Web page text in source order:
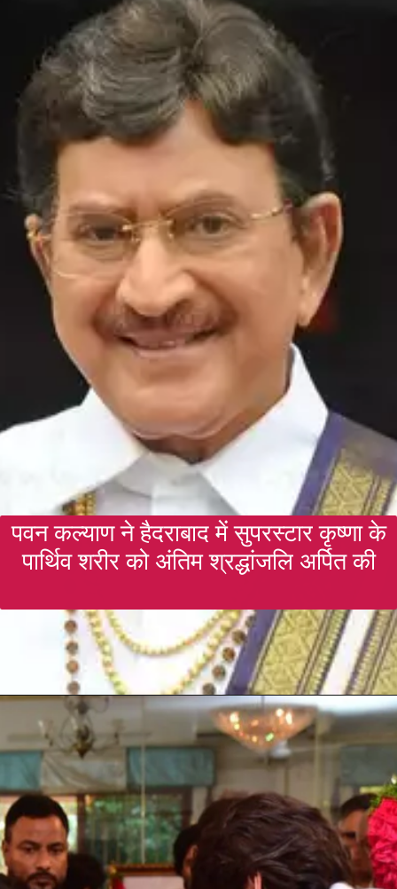
Opening
पवन कल्याण ने हैदराबाद में सुपरस्टार कृष्णा के
पार्थिव शरीर को अंतिम श्रद्धांजलि अर्पित की
Opening https://gazetapost.com/salman-khan-charge-rs-1000-crore-for-hosting-bigg-boss-16/57822/